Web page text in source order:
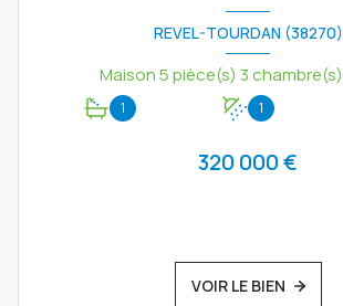
REVEL-TOURDAN (38270)
1 1
320 000 €
VOIR LE BIEN